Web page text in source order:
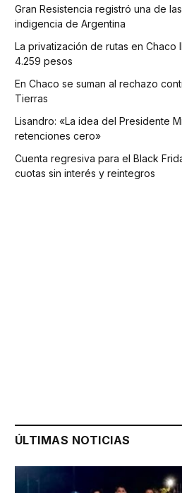
Gran Resistencia registró una de
indigencia de Argentina
La privatización de rutas en Chaco
4.259 pesos
En Chaco se suman al rechazo
Tierras
Lisandro: «La idea del Presidente
retenciones cero»
Cuenta regresiva para el Black
cuotas sin interés y reintegros
ÚLTIMAS NOTICIAS